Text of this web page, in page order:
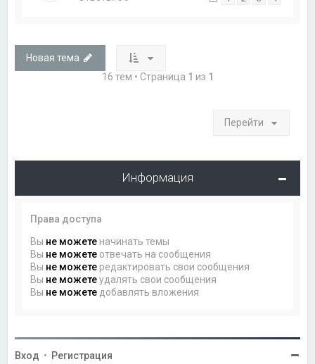
Новая тема
16 тем • Страница 1 из 1
Перейти
Информация
Права доступа
Вы не можете начинать темы
Вы не можете отвечать на сообщения
Вы не можете редактировать свои сообщения
Вы не можетеудалять свои сообщения
Вы не можете добавлять вложения
Вход • Регистрация